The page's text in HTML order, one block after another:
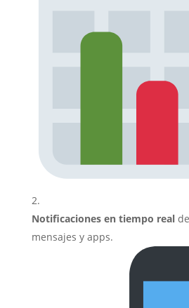
Notificaciones en tiempo real
mensajes y apps.